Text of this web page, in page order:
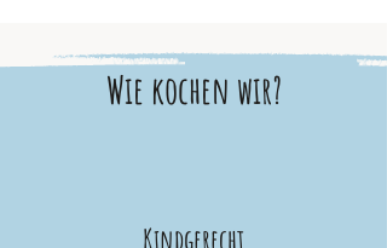
Wie kochen wir?
Kindgerecht